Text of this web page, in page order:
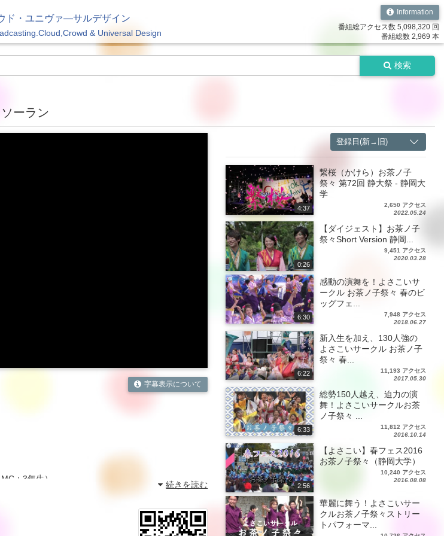
ド・ユニヴァ―サルデザイン
& Universal Design
Information
番組総アクセス数 5,098,320 回
番組総数 2,969 本
検索
ーラン
字幕表示について
：3年生）
続きを読む
登録日(新→旧)
4:37
繋桜（かけら）お茶ノ子
祭々 第72回 静大祭 - 静岡大
学
2,650 アクセス
2022.05.24
0:26
【ダイジェスト】お茶ノ子
祭々Short Version 静岡...
9,451 アクセス
2020.03.28
6:30
感動の演舞を！よさこいサ
ークル お茶ノ子祭々 春のビ
ッグフェ...
7,948 アクセス
2018.06.27
6:22
新入生を加え、130人強の
よさこいサークル お茶ノ子
祭々 春...
11,193 アクセス
2017.05.30
6:33
総勢150人越え、迫力の演
舞！よさこいサークルお茶
ノ子祭々 ...
11,812 アクセス
2016.10.14
2:56
【よさこい】春フェス2016
お茶ノ子祭々（静岡大学）
10,240 アクセス
2016.08.08
華麗に舞う！よさこいサー
クルお茶ノ子祭々ストリー
トパフォーマ...